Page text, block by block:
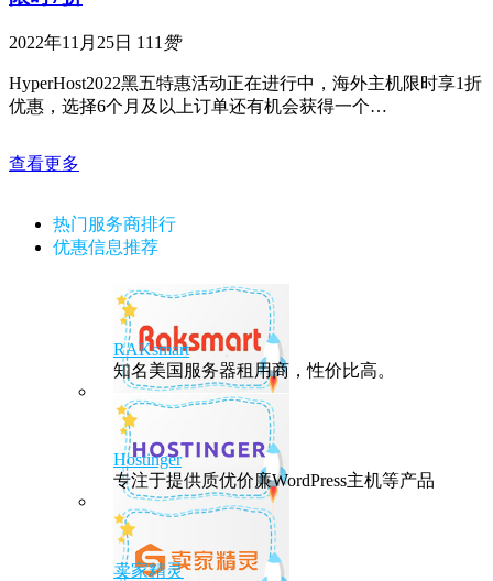
2022年11月25日 111 赞
HyperHost2022黑五特惠活动正在进行中，海外主机限时享1折
优惠，选择6个月及以上订单还有机会获得一个…
查看更多
热门服务商排行
优惠信息推荐
RAKsmart
知名美国服务器租用商，性价比高。
Hostinger
专注于提供质优价廉WordPress主机等产品
卖家精灵